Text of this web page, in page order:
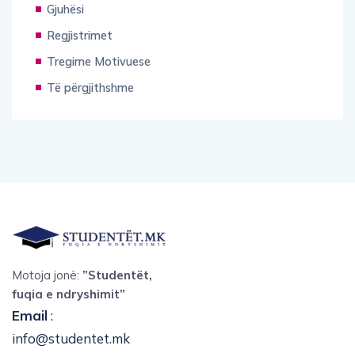
Gjuhësi
Regjistrimet
Tregime Motivuese
Të përgjithshme
Motoja jonë: ”Studentët,
fuqia e ndryshimit”
Email:
info@studentet.mk